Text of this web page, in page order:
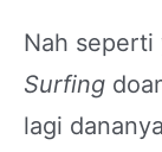
Nah seperti
Surfing
lagi